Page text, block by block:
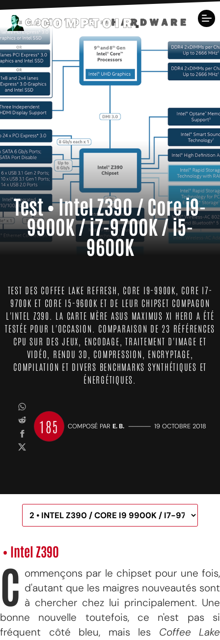
Test • Intel Z390 / Core i9-
9900K / i7-9700K / i5-
9600K
TEST DES COFFEE LAKE REFRESH, CORE I9-9900K, CORE I7-
9700K ET CORE I5-9600K ET DE LEUR CHIPSET COMPAGON
L'INTEL Z390. LA CARTE MÈRE ASUS MAXIMUS XI HERO A ÉTÉ
TESTÉE POUR L'OCCASION. COMPARAISON DE 23 RÉFÉRENCES
CPU SUR DES JEUX, ENCODAGE, TRAITEMENT D'IMAGE ET
VIDÉO, RENDU 3D, COMPRESSION, ENCRYPTAGE,
COMPILATION ET DIVERS BENCHMARKS SYNTHÉTIQUES ET
ÉNERGÉTIQUES.
185 COMPOSÉ PAR E. B. ————— 19 OCTOBRE 2018
• Intel Z390
C ommençons par le chipset pour une fois,
d'autant que les maigres nouveautés sont
à chercher chez lui principalement. Une
bonne nouvelle toutefois, ce n'est pas si
fréquent côté bleu, mais les Coffee Lake